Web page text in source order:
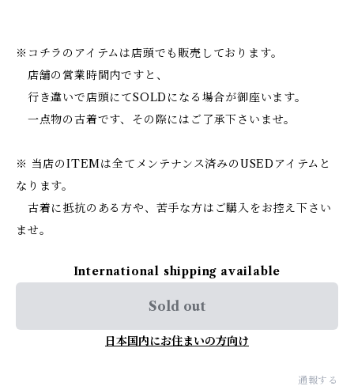
※コチラのアイテムは店頭でも販売しております。
店舗の営業時間内ですと、
行き違いで店頭にてSOLDになる場合が御座います。
一点物の古着です、その際にはご了承下さいませ。
※ 当店のITEMは全てメンテナンス済みのUSEDアイテムと
なります。
古着に抵抗のある方や、苦手な方はご購入をお控え下さい
ませ。
International shipping available
Sold out
日本国内にお住まいの方向け
通報する